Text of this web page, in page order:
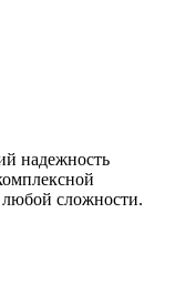
надежность
любой сложности.